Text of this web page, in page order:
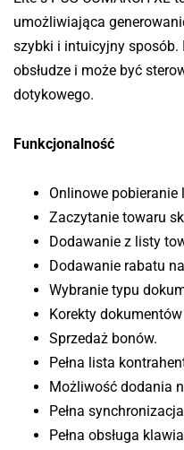
umożliwiająca
szybki i intuicyjny sposób.
obsłudze i może być
dotykowego.
Funkcjonalność
Onlinowe
Zaczytanie towaru
Dodawanie z listy
Dodawanie rabatu
Wybranie typu
Korekty dokumentów
Sprzedaż bonów.
Pełna lista
Możliwość dodania
Pełna
Pełna obsługa